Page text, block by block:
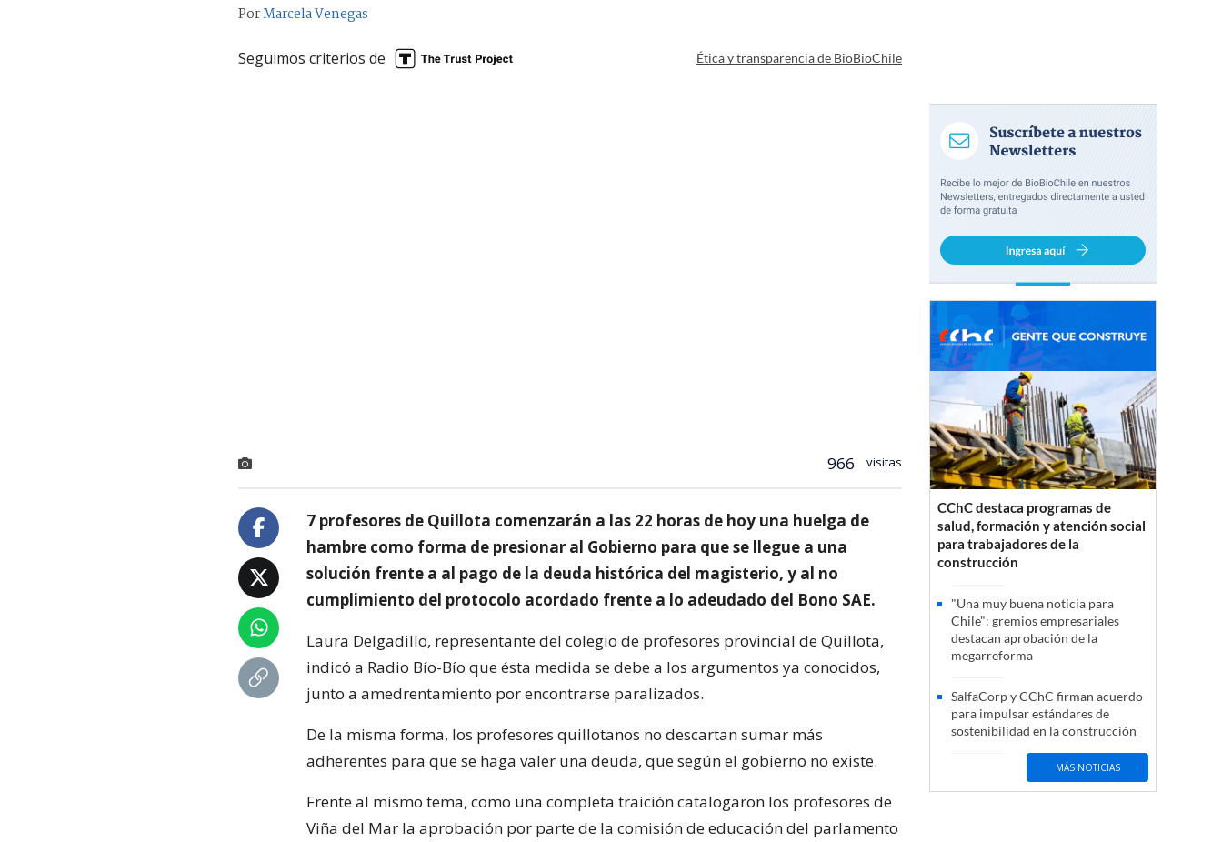
PorMarcela Venegas
Seguimos criterios de Ética y transparencia de BioBioChile
966 visitas
7 profesores de Quillota comenzarán a las 22 horas de hoy una huelga de
hambre como forma de presionar al Gobierno para que se llegue a una
solución frente a al pago de la deuda histórica del magisterio, y al no
cumplimiento del protocolo acordado frente a lo adeudado del Bono SAE.
Laura Delgadillo, representante del colegio de profesores provincial de Quillota,
indicó a Radio Bío-Bío que ésta medida se debe a los argumentos ya conocidos,
junto a amedrentamiento por encontrarse paralizados.
De la misma forma, los profesores quillotanos no descartan sumar más
adherentes para que se haga valer una deuda, que según el gobierno no existe.
Frente al mismo tema, como una completa traición catalogaron los profesores de
Viña del Mar la aprobación por parte de la comisión de educación del parlamento
CChC destaca programas de
salud, formación y atención social
para trabajadores de la
construcción
"Una muy buena noticia para
Chile": gremios empresariales
destacan aprobación de la
megarreforma
SalfaCorp y CChC firman acuerdo
para impulsar estándares de
sostenibilidad en la construcción
MÁS NOTICIAS